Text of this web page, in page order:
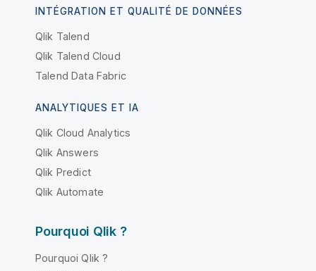
INTÉGRATION ET QUALITÉ DE DONNÉES
Qlik Talend
Qlik Talend Cloud
Talend Data Fabric
ANALYTIQUES ET IA
Qlik Cloud Analytics
Qlik Answers
Qlik Predict
Qlik Automate
Pourquoi Qlik ?
Pourquoi Qlik ?